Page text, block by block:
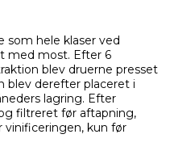
som hele klaser ved
med most. Efter 6
blev druerne presset
blev derefter placeret i
lagring. Efter
filtreret før aftapning,
kun før